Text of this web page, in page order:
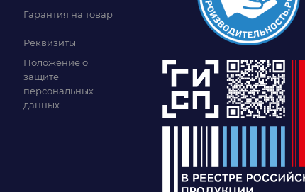
Гарантия на товар
Реквизиты
Положение о
защите
персональных
данных